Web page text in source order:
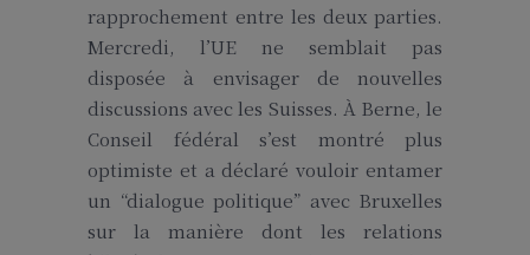
rapprochement entre les deux parties.
Mercredi, l’UE ne semblait pas
disposée à envisager de nouvelles
discussions avec les Suisses. À Berne, le
Conseil fédéral s’est montré plus
optimiste et a déclaré vouloir entamer
un “dialogue politique” avec Bruxelles
sur la manière dont les relations